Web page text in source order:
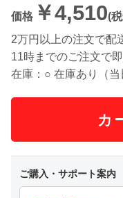
価格 ￥4,510(
2万円以上の注文で配
11時までのご注文で
在庫：○ 在庫あり（当
カ